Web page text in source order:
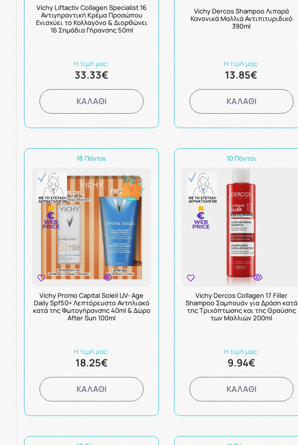
Vichy Liftactiv Collagen Specialist 16
Αντιγηραντική Κρέμα Προσώπου
Ενισχύει το Κολλαγόνο & Διορθώνει
16 Σημάδια Γήρανσης 50ml
Η τιμή μας:
33.33€
ΚΑΛΑΘΙ
Vichy Dercos Shampoo Λιπαρά
Κανονικά Μαλλιά Αντιπιτυριδικό
390ml
Η τιμή μας:
13.85€
ΚΑΛΑΘΙ
18 Πόντοι
Vichy Promo Capital Soleil UV- Age
Daily Spf50+ Λεπτόρευστο Αντηλιακό
κατά της Φωτογήρανσης 40ml & Δώρο
After Sun 100ml
Η τιμή μας:
18.25€
ΚΑΛΑΘΙ
10 Πόντοι
Vichy Dercos Collagen 17 Filler
Shampoo Σαμπουάν για Δράση κατά
της Τριχόπτωσης και της Θραύσης
των Μαλλιών 200ml
Η τιμή μας:
9.94€
ΚΑΛΑΘΙ